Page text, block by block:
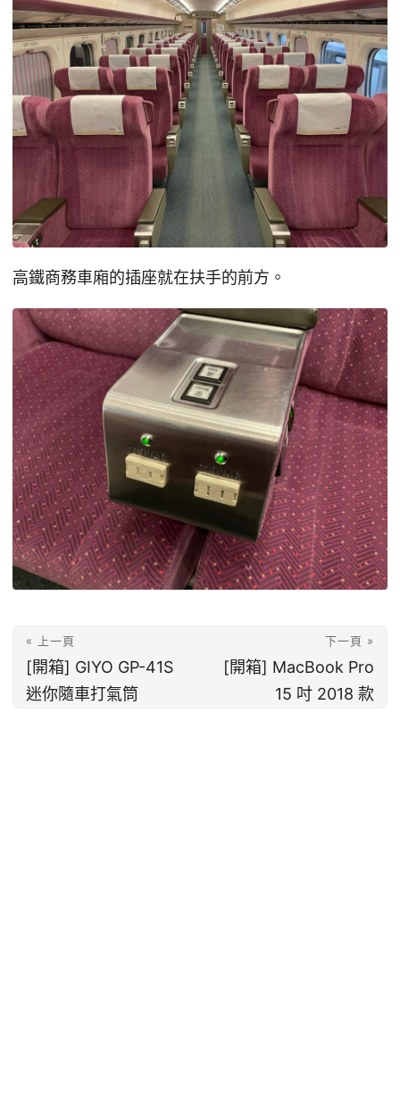
高鐵商務車廂的插座就在扶手的前方。
« 上一頁
[開箱] GIYO GP-41S
迷你隨車打氣筒
下一頁 »
[開箱] MacBook Pro
15 吋 2018 款